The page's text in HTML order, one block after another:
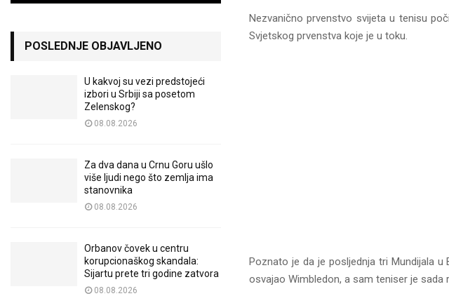
Nezvanično prvenstvo svijeta u tenisu
Svjetskog prvenstva koje je u toku.
Poznato je da je posljednja tri Mundijala u
osvajao Wimbledon, a sam teniser je
POSLEDNJE OBJAVLJENO
U kakvoj su vezi predstojeći
izbori u Srbiji sa posetom
Zelenskog?
08.08.2026
Za dva dana u Crnu Goru ušlo
više ljudi nego što zemlja ima
stanovnika
08.08.2026
Orbanov čovek u centru
korupcionaškog skandala:
Sijartu prete tri godine zatvora
08.08.2026